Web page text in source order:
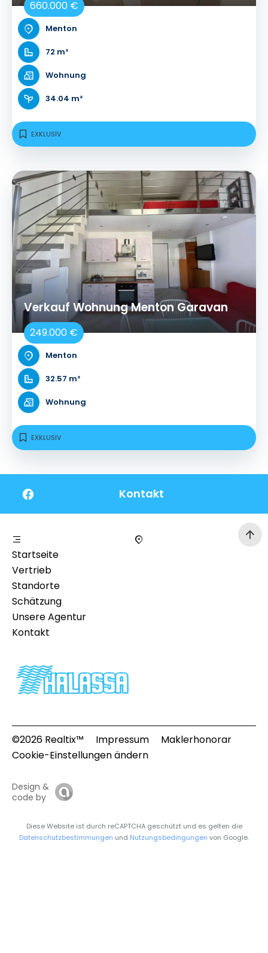
660.000 €
Menton
72 m²
Wohnung
34.04 m²
EXKLUSIV
Verkauf Wohnung Menton Garavan
249.000 €
Menton
32.57 m²
Wohnung
EXKLUSIV
Kontakt
Startseite
Vertrieb
Standorte
Schätzung
Unsere Agentur
Kontakt
©2026 Realtix™ Impressum
Maklerhonorar
Cookie-Einstellungen ändern
Design &
code by
Diese Website ist durch reCAPTCHA geschützt und es gelten die
Datenschutzbestimmungen und Nutzungsbedingungen von Google.